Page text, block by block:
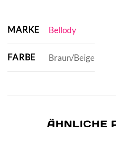
MARKE Bellody
FARBE Braun/Beige
ÄHNLICHE